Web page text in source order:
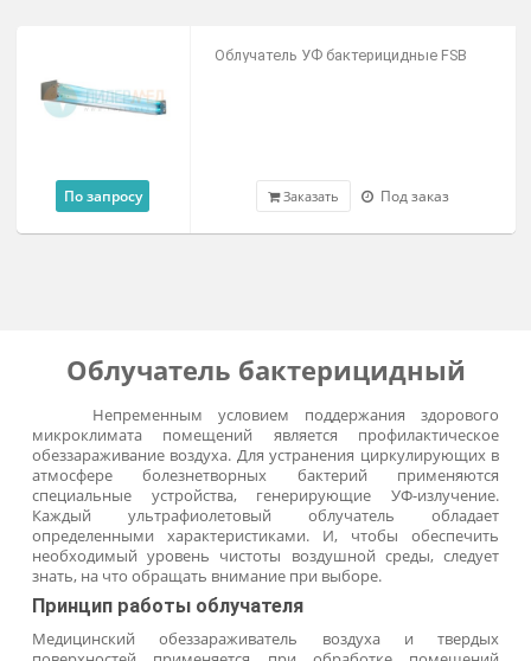
Цена от 6 600 ₽
По запросу
Облучатель бактерицидный ОББ
бытовой с экраном
Заказать Под заказ
По запросу
Облучатель УФ бактерицидные FSB